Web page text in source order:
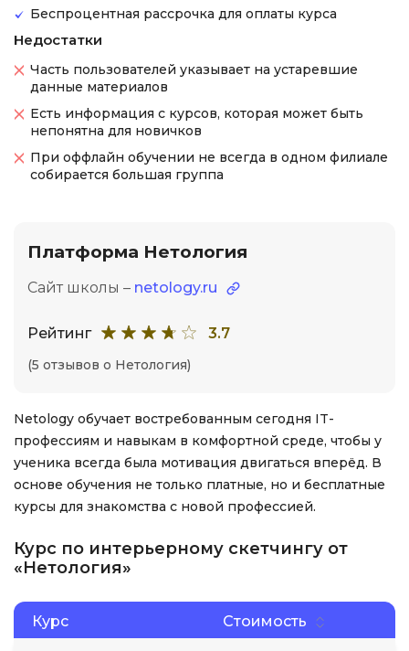
Беспроцентная рассрочка для оплаты курса
Недостатки
Часть пользователей указывает на устаревшие
данные материалов
Есть информация с курсов, которая может быть
непонятна для новичков
При оффлайн обучении не всегда в одном филиале
собирается большая группа
Платформа Нетология
Сайт школы – netology.ru
Рейтинг 3.7
(5 отзывов о Нетология)
Netology обучает востребованным сегодня IT-
профессиям и навыкам в комфортной среде, чтобы у
ученика всегда была мотивация двигаться вперёд. В
основе обучения не только платные, но и бесплатные
курсы для знакомства с новой профессией.
Курс по интерьерному скетчингу от
«Нетология»
Курс Стоимость